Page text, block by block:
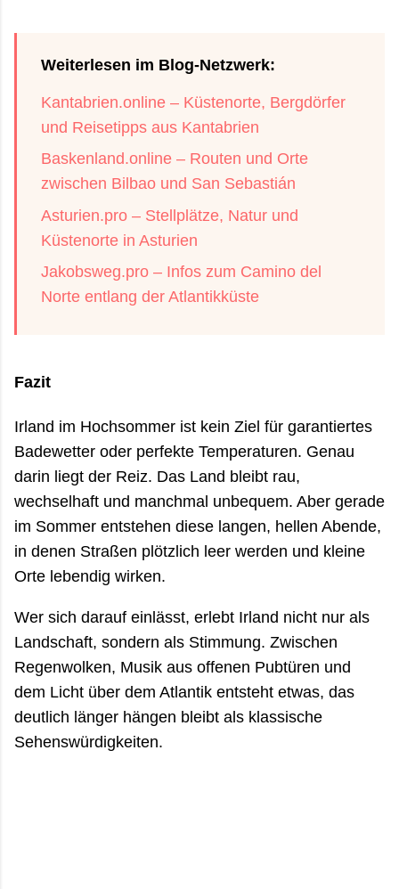
Weiterlesen im Blog-Netzwerk:
Kantabrien.online – Küstenorte, Bergdörfer
und Reisetipps aus Kantabrien
Baskenland.online – Routen und Orte
zwischen Bilbao und San Sebastián
Asturien.pro – Stellplätze, Natur und
Küstenorte in Asturien
Jakobsweg.pro – Infos zum Camino del
Norte entlang der Atlantikküste
Fazit
Irland im Hochsommer ist kein Ziel für garantiertes
Badewetter oder perfekte Temperaturen. Genau
darin liegt der Reiz. Das Land bleibt rau,
wechselhaft und manchmal unbequem. Aber gerade
im Sommer entstehen diese langen, hellen Abende,
in denen Straßen plötzlich leer werden und kleine
Orte lebendig wirken.
Wer sich darauf einlässt, erlebt Irland nicht nur als
Landschaft, sondern als Stimmung. Zwischen
Regenwolken, Musik aus offenen Pubtüren und
dem Licht über dem Atlantik entsteht etwas, das
deutlich länger hängen bleibt als klassische
Sehenswürdigkeiten.